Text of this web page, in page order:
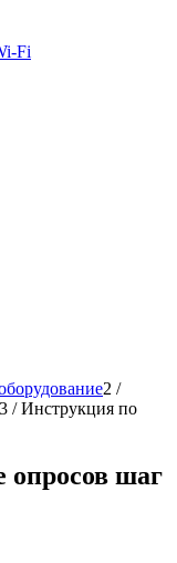
Fi
2 /
3 / Инструкция по
опросов шаг